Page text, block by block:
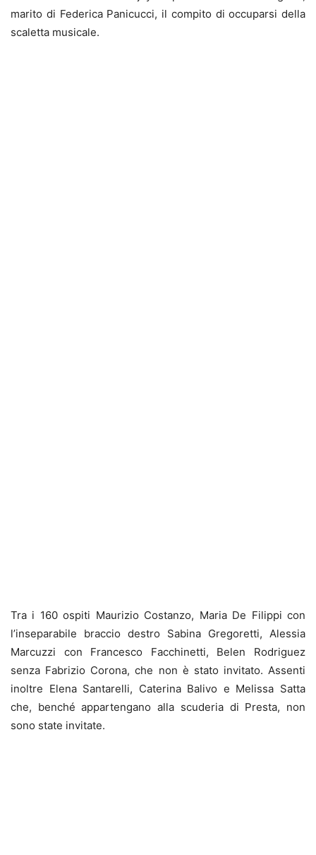
marito di Federica Panicucci, il compito di occuparsi della
scaletta musicale.
Tra i 160 ospiti Maurizio Costanzo, Maria De Filippi con
l’inseparabile braccio destro Sabina Gregoretti, Alessia
Marcuzzi con Francesco Facchinetti, Belen Rodriguez
senza Fabrizio Corona, che non è stato invitato. Assenti
inoltre Elena Santarelli, Caterina Balivo e Melissa Satta
che, benché appartengano alla scuderia di Presta, non
sono state invitate.